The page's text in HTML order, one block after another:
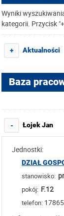
Wyniki
kategorii. Przycisk
+ Aktualności
Baza
- Łojek Jan
Jednostki:
DZIAŁ
stanowisko:
pokój: F.12
telefon: 17865